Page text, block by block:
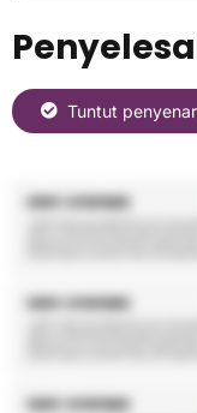
Tuntut